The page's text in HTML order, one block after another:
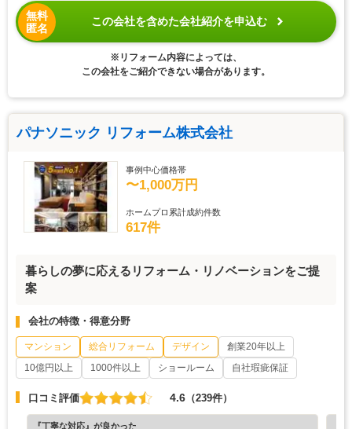
無料
匿名
この会社を含めた会社紹介を申込む
※リフォーム内容によっては、
この会社をご紹介できない場合があります。
パナソニック リフォーム株式会社
事例中心価格帯
〜1,000万円
ホームプロ累計成約件数
617件
暮らしの夢に応えるリフォーム・リノベーションをご提
案
会社の特徴・得意分野
マンション 総合リフォーム デザイン
創業20年以上
10億円以上
1000件以上 ショールーム 自社瑕疵保証
口コミ評価 4.6 （239件）
『丁寧な対応』が良かった